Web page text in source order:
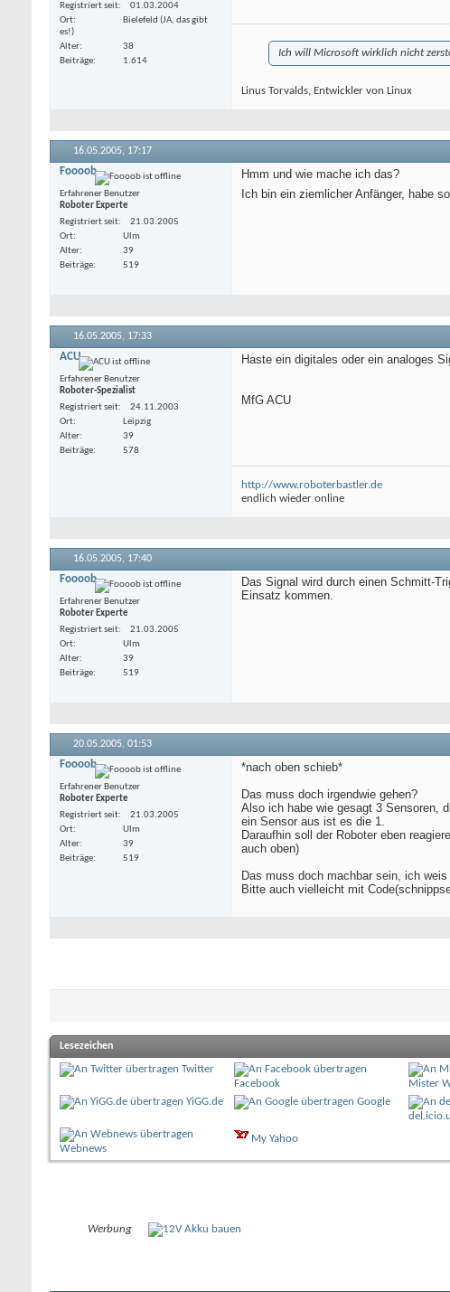
Registriert seit
01.03.2004
Ort
Bielefeld (JA, das gibt
es!)
Alter
38
Beiträge
1.614
Ich will Microsoft wirklich nicht
Linus Torvalds, Entwickler von Linux
16.05.2005, 17:17
Foooob
Erfahrener Benutzer
Roboter Experte
Registriert seit
21.03.2005
Ort
Ulm
Alter
39
Beiträge
519
Hmm und wie mache ich das?
Ich bin ein ziemlicher Anfänger, habe
16.05.2005, 17:33
ACU
Erfahrener Benutzer
Roboter-Spezialist
Registriert seit
24.11.2003
Ort
Leipzig
Alter
39
Beiträge
578
Haste ein digitales oder ein analoges
MfG ACU
http://www.roboterbastler.de
endlich wieder online
16.05.2005, 17:40
Foooob
Erfahrener Benutzer
Roboter Experte
Registriert seit
21.03.2005
Ort
Ulm
Alter
39
Beiträge
519
Das Signal wird durch einen Schmitt-
Einsatz kommen.
20.05.2005, 01:53
Foooob
Erfahrener Benutzer
Roboter Experte
Registriert seit
21.03.2005
Ort
Ulm
Alter
39
Beiträge
519
*nach oben schieb*
Das muss doch irgendwie gehen?
Also ich habe wie gesagt 3 Sensoren,
ein Sensor aus ist es die 1.
Daraufhin soll der Roboter eben
auch oben)
Das muss doch machbar sein, ich
Bitte auch vielleicht mit
Lesezeichen
Twitter
Facebook
Mister
YiGG.de
Google
Webnews
My Yahoo
Werbung